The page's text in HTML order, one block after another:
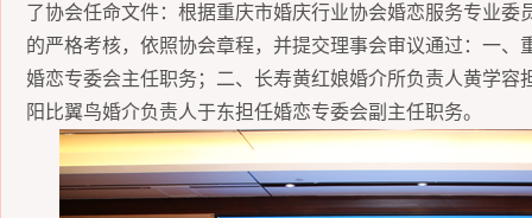
了协会任命文件：根据重庆市婚庆行业协会婚恋服务专业委
的严格考核，依照协会章程，并提交理事会审议通过：一、
婚恋专委会主任职务；二、 长寿黄红娘婚介所负责人黄学容
阳比翼鸟婚介负责人于东担任婚恋专委会副主任职务。